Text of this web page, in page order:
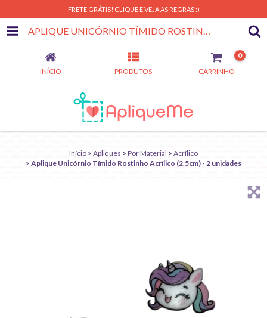
FRETE GRÁTIS! CLIQUE E VEJA AS REGRAS :)
APLIQUE UNICÓRNIO TÍMIDO ROSTINHO ACRÍLICO (2.5CM) - 2 UNIDADES
INÍCIO PRODUTOS CARRINHO
0
Início > Apliques > Por Material > Acrílico
> Aplique Unicórnio Tímido Rostinho Acrílico (2.5cm) - 2 unidades